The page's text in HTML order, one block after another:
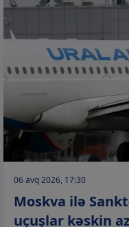
06 avq 2026, 17:30
Moskva ilə
uçuşlar kəskin